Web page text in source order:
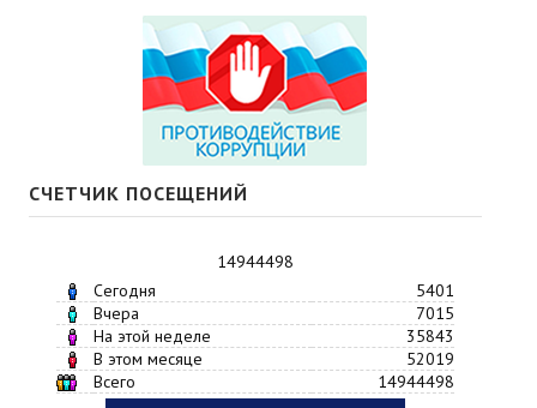
СЧЕТЧИК ПОСЕЩЕНИЙ
14944498
Сегодня
5401
Вчера
7015
На этой неделе
35843
В этом месяце
52019
Всего
14944498